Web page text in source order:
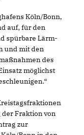
Köln/Bonn,
auf, für den
spürbare Lärm-
und mit den
des
möglichst
der Fraktion von
zur